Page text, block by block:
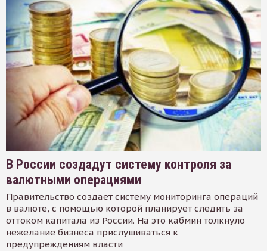
В России создадут систему контроля за
валютными операциями
Правительство создает систему мониторинга операций
в валюте, с помощью которой планирует следить за
оттоком капитала из России. На это кабмин толкнуло
нежелание бизнеса прислушиваться к
предупреждениям власти